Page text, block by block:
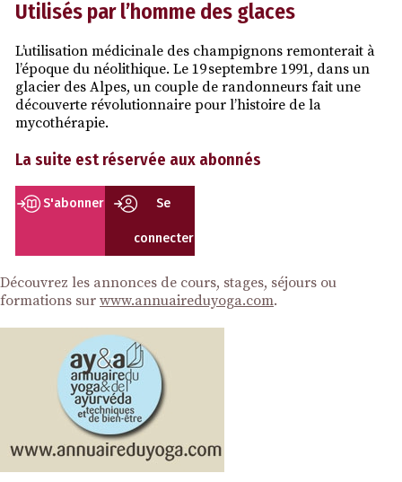
Utilisés par l’homme des glaces
L’utilisation médicinale des champignons remonterait à
l’époque du néolithique. Le 19 septembre 1991, dans un
glacier des Alpes, un couple de randonneurs fait une
découverte révolutionnaire pour l’histoire de la
mycothérapie.
La suite est réservée aux abonnés
S'abonner Se
connecter
Découvrez les annonces de cours, stages, séjours ou
formations sur www.annuaireduyoga.com.